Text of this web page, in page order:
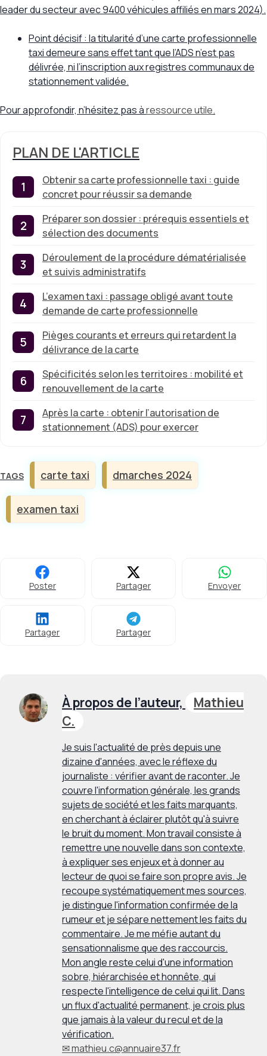
leader du secteur avec9400 véhicules affiliés en mars 2024).
Point décisif : la titularité d’une carte professionnelle
taxi demeure sans effet tant que l’ADS n’est pas
délivrée, ni l’inscription aux registres communaux de
stationnement validée.
Pour approfondir, n’hésitez pas àressource utile.
PLAN DE L'ARTICLE
Obtenir sa carte professionnelle taxi : guide
concret pour réussir sa demande
Préparer son dossier : prérequis essentiels et
sélection des documents
Déroulement de la procédure dématérialisée
et suivis administratifs
L’examen taxi : passage obligé avant toute
demande de carte professionnelle
Pièges courants et erreurs qui retardent la
délivrance de la carte
Spécificités selon les territoires : mobilité et
renouvellement de la carte
Après la carte : obtenir l’autorisation de
stationnement (ADS) pour exercer
Étiquettes
carte taxi dmarches 2024
examen taxi
Poster Partager Envoyer
Partager Partager
À propos de l’auteur,
Mathieu
C.
Je suis l'actualité de près depuis une
dizaine d'années, avec le réflexe du
journaliste : vérifier avant de raconter. Je
couvre l'information générale, les grands
sujets de société et les faits marquants,
en cherchant à éclairer plutôt qu'à suivre
le bruit du moment. Mon travail consiste à
remettre une nouvelle dans son contexte,
à expliquer ses enjeux et à donner au
lecteur de quoi se faire son propre avis. Je
recoupe systématiquement mes sources,
je distingue l'information confirmée de la
rumeur et je sépare nettement les faits du
commentaire. Je me méfie autant du
sensationnalisme que des raccourcis.
Mon angle reste celui d'une information
sobre, hiérarchisée et honnête, qui
respecte l'intelligence de celui qui lit. Dans
un flux d'actualité permanent, je crois plus
que jamais à la valeur du recul et de la
vérification.
✉ mathieu.c@annuaire37.fr